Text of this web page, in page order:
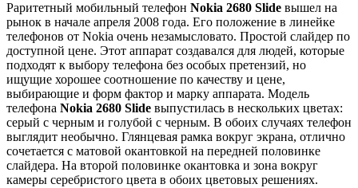
Раритетный мобильный телефон Nokia 2680 Slide вышел на
рынок в начале апреля 2008 года. Его положение в линейке
телефонов от Nokia очень незамысловато. Простой слайдер по
доступной цене. Этот аппарат создавался для людей, которые
подходят к выбору телефона без особых претензий, но
ищущие хорошее соотношение по качеству и цене,
выбирающие и форм фактор и марку аппарата. Модель
телефона Nokia 2680 Slide выпустилась в нескольких цветах:
серый с черным и голубой с черным. В обоих случаях телефон
выглядит необычно. Глянцевая рамка вокруг экрана, отлично
сочетается с матовой окантовкой на передней половинке
слайдера. На второй половинке окантовка и зона вокруг
камеры серебристого цвета в обоих цветовых решениях.